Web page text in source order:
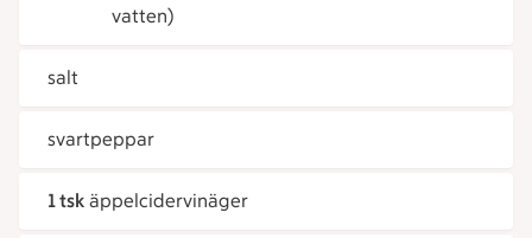
vatten)
salt
svartpeppar
1 tsk äppelcidervinäger